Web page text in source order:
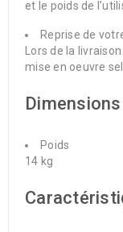
et le poids de
Reprise de
Lors de la
mise en oeuvre
Poids
14 kg